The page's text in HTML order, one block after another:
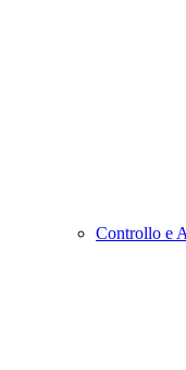
Controllo e